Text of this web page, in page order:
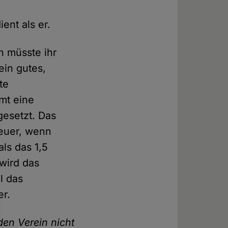
als er.
müsste ihr
gutes,
eine
Das
wenn
das 1,5
das
das
Verein nicht